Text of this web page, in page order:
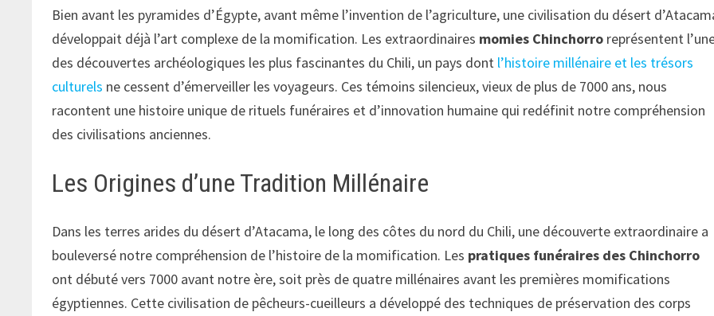
Bien avant les pyramides d’Égypte, avant même l’invention de l’agriculture, une civilisation du désert
développait déjà l’art complexe de la momification. Les extraordinaires momies Chinchorro représentent
des découvertes archéologiques les plus fascinantes du Chili, un pays dont l’histoire millénaire et les trésors
culturels ne cessent d’émerveiller les voyageurs. Ces témoins silencieux, vieux de plus de 7000 ans, nous
racontent une histoire unique de rituels funéraires et d’innovation humaine qui redéfinit notre compréhension
des civilisations anciennes.
Les Origines d’une Tradition Millénaire
Dans les terres arides du désert d’Atacama, le long des côtes du nord du Chili, une découverte extraordinaire a
bouleversé notre compréhension de l’histoire de la momification. Les pratiques funéraires des Chinchorro
ont débuté vers 7000 avant notre ère, soit près de quatre millénaires avant les premières momifications
égyptiennes. Cette civilisation de pêcheurs-cueilleurs a développé des techniques de préservation des corps